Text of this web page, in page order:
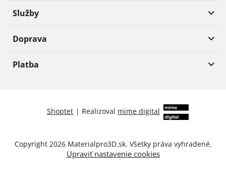
Služby
Doprava
Platba
Shoptet | Realizoval mime digital
Copyright 2026 Materialpro3D.sk. Všetky práva vyhradené.
Upraviť nastavenie cookies